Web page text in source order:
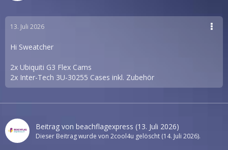
13. Juli 2026
Hi Sweatcher
2x Ubiquiti G3 Flex Cams
2x Inter-Tech 3U-30255 Cases inkl. Zubehör
Beitrag von beachflagexpress (13. Juli 2026)
Dieser Beitrag wurde von 2cool4u gelöscht (14. Juli 2026).